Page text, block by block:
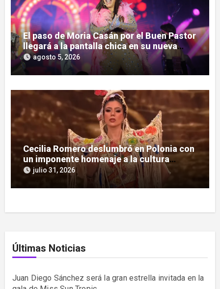
El paso de Moria Casán por el Buen Pastor
llegará a la pantalla chica en su nueva
serie documental
agosto 5, 2026
Cecilia Romero deslumbró en Polonia con
un imponente homenaje a la cultura
guaraní
julio 31, 2026
Últimas Noticias
Juan Diego Sánchez será la gran estrella invitada en la